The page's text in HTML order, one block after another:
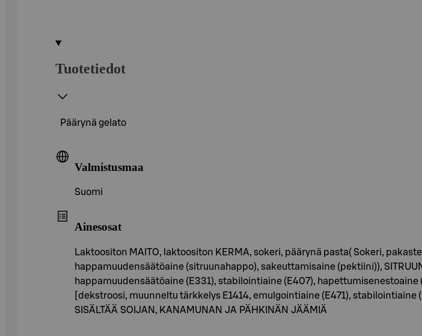
Tuotetiedot
Päärynä gelato
Valmistusmaa
Suomi
Ainesosat
Laktoositon MAITO, laktoositon KERMA, sokeri, päärynä pasta( Sokeri,
happamuudensäätöaine (sitruunahappo), sakeuttamisaine (pektiini)),
happamuudensäätöaine (E331), stabilointiaine (E407),
[dekstroosi, muunneltu tärkkelys E1414, emulgointiaine (E471),
SISÄLTÄÄ SOIJAN, KANAMUNAN JA PÄHKINÄN JÄÄMIÄ